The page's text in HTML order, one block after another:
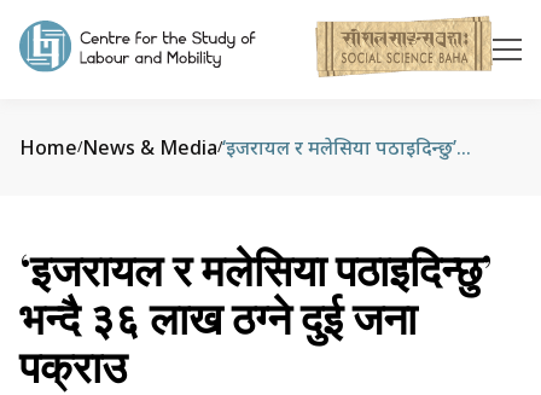
Home/News & Media/ ‘इजरायल र मलेसिया पठाइदिन्छु’ भन्दै ३६ लाख ठग्ने दुई जना पक्राउ
‘इजरायल र मलेसिया पठाइदिन्छु’
भन्दै ३६ लाख ठग्ने दुई जना
पक्राउ